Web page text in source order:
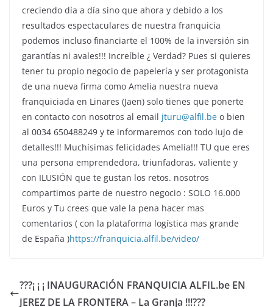
creciendo día a día sino que ahora y debido a los
resultados espectaculares de nuestra franquicia
podemos incluso financiarte el 100% de la inversión sin
garantías ni avales!!! Increíble ¿ Verdad? Pues si quieres
tener tu propio negocio de papelería y ser protagonista
de una nueva firma como Amelia nuestra nueva
franquiciada en Linares (Jaen) solo tienes que ponerte
en contacto con nosotros al email jturu@alfil.be o bien
al 0034 650488249 y te informaremos con todo lujo de
detalles!!! Muchísimas felicidades Amelia!!! TU que eres
una persona emprendedora, triunfadoras, valiente y
con ILUSIÓN que te gustan los retos. nosotros
compartimos parte de nuestro negocio : SOLO 16.000
Euros y Tu crees que vale la pena hacer mas
comentarios ( con la plataforma logística mas grande
de España )https://franquicia.alfil.be/video/
???¡ ¡ ¡ INAUGURACIÓN FRANQUICIA ALFIL.be EN
JEREZ DE LA FRONTERA – La Granja !!!???